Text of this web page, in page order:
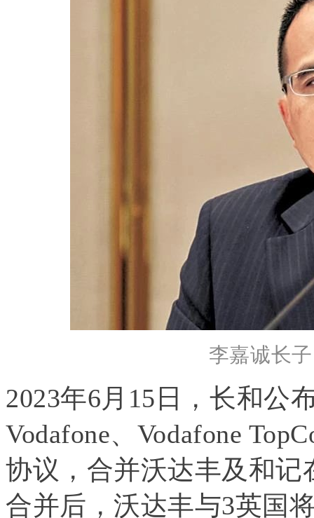
李嘉诚长
2023年6月15日，长和公
Vodafone、Vodafone
协议，合并沃达丰及和
合并后，沃达丰与3英国